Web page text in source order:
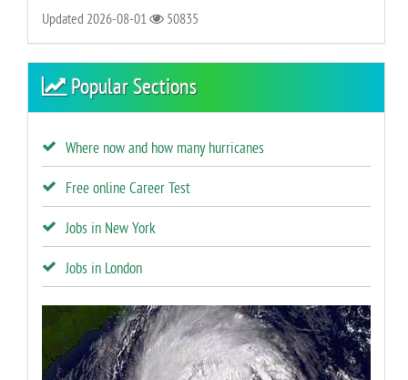
Updated 2026-08-01 50835
Popular Sections
Where now and how many hurricanes
Free online Career Test
Jobs in New York
Jobs in London